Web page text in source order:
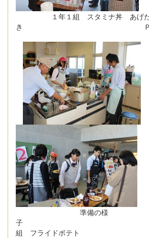
１年１組 スタミナ丼 あげた
き ＰＴ
準備の様
子 ２
組 フライドポテト